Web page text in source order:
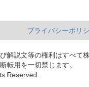
プライバシーポリ
解説文等の権利はすべて
転用を一切禁じます。
Reserved.